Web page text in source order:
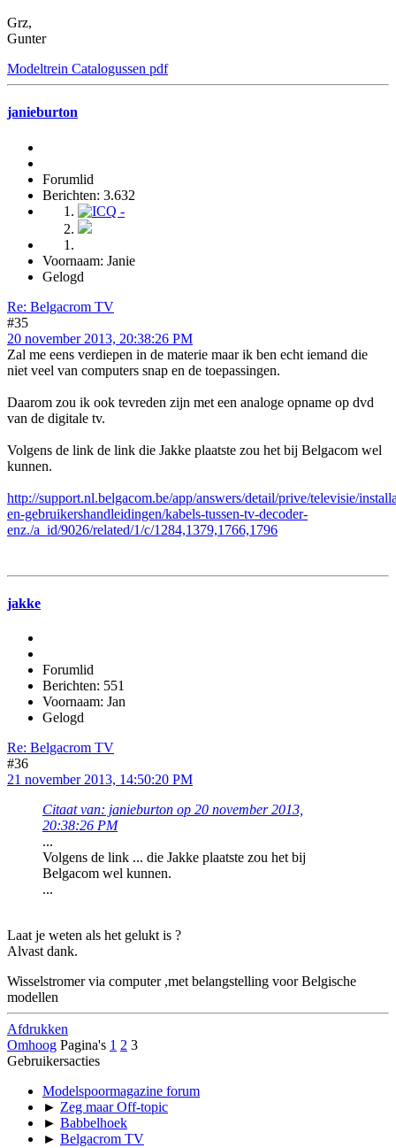
Grz,
Gunter
Modeltrein Catalogussen pdf
janieburton
Forumlid
Berichten: 3.632
Voornaam: Janie
Gelogd
Re: Belgacrom TV
#35
20 november 2013, 20:38:26 PM
Zal me eens verdiepen in de materie maar ik ben echt iemand die
niet veel van computers snap en de toepassingen.
Daarom zou ik ook tevreden zijn met een analoge opname op dvd
van de digitale tv.
Volgens de link de link die Jakke plaatste zou het bij Belgacom wel
kunnen.
http://support.nl.belgacom.be/app/answers/detail/prive/televisie/
en-gebruikershandleidingen/kabels-tussen-tv-decoder-
enz./a_id/9026/related/1/c/1284,1379,1766,1796
jakke
Forumlid
Berichten: 551
Voornaam: Jan
Gelogd
Re: Belgacrom TV
#36
21 november 2013, 14:50:20 PM
Citaat van: janieburton op 20 november 2013,
20:38:26 PM
...
Volgens de link ... die Jakke plaatste zou het bij
Belgacom wel kunnen.
...
Laat je weten als het gelukt is ?
Alvast dank.
Wisselstromer via computer ,met belangstelling voor Belgische
modellen
Afdrukken
Omhoog Pagina's 1 2 3
Gebruikersacties
Modelspoormagazine forum
► Zeg maar Off-topic
► Babbelhoek
► Belgacrom TV